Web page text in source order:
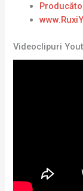
Videoclipuri